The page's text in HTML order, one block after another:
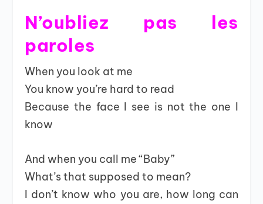
N’oubliez pas les
paroles
When you look at me
You know you’re hard to read
Because the face I see is not the one I
know
And when you call me “Baby”
What’s that supposed to mean?
I don’t know who you are, how long can